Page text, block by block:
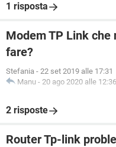
1 risposta
Modem TP Link che
fare?
Stefania - 22 set 2019 alle 17:31
Manu - 20 ago 2020 alle 12:36
2 risposte
Router Tp-link